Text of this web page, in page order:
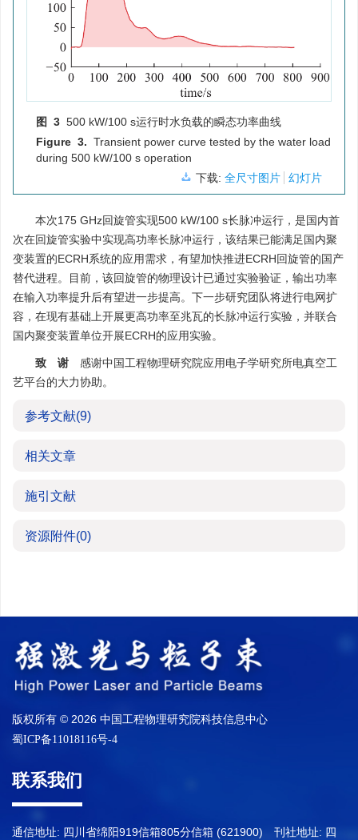
图 3 500 kW/100 s运行时水负载的瞬态功率曲线
Figure 3. Transient power curve tested by the water load
during 500 kW/100 s operation
下载: 全尺寸图片 幻灯片
本次175 GHz回旋管实现500 kW/100 s长脉冲运行，是国内首
次在回旋管实验中实现高功率长脉冲运行，该结果已能满足国内聚
变装置的ECRH系统的应用需求，有望加快推进ECRH回旋管的国产
替代进程。目前，该回旋管的物理设计已通过实验验证，输出功率
在输入功率提升后有望进一步提高。下一步研究团队将进行电网扩
容，在现有基础上开展更高功率至兆瓦的长脉冲运行实验，并联合
国内聚变装置单位开展ECRH的应用实验。
致 谢 感谢中国工程物理研究院应用电子学研究所电真空工
艺平台的大力协助。
参考文献(9)
相关文章
施引文献
资源附件(0)
版权所有 © 2026 中国工程物理研究院科技信息中心
蜀ICP备11018116号-4
联系我们
通信地址: 四川省绵阳919信箱805分信箱 (621900) 刊社地址: 四